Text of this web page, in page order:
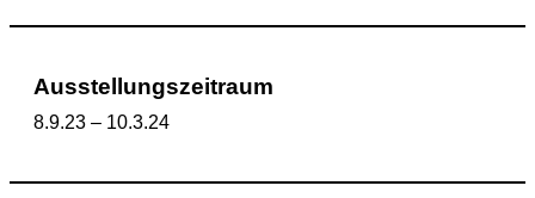
Ausstellungszeitraum
8.9.23 – 10.3.24